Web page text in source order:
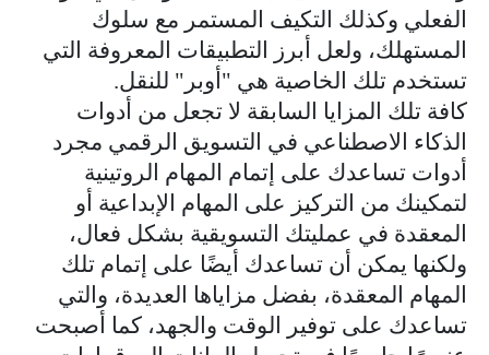
الفعلي وكذلك التكيف المستمر مع سلوك
المستهلك، ولعل أبرز التطبيقات المعروفة التي
تستخدم تلك الخاصية هي "أوبر" للنقل.
كافة تلك المزايا السابقة لا تجعل من أدوات
الذكاء الاصطناعي في التسويق الرقمي مجرد
أدوات تساعدك على إتمام المهام الروتينية
لتمكينك من التركيز على المهام الإبداعية أو
المعقدة في عمليتك التسويقية بشكل فعال،
ولكنها يمكن أن تساعدك أيضًا على إتمام تلك
المهام المعقدة، بفضل مزاياها العديدة، والتي
تساعدك على توفير الوقت والجهد، كما أصبحت